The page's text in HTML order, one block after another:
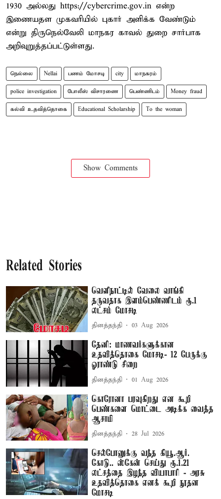
1930 அல்லது https://cybercrime.gov.in என்ற
இணையதள முகவரியில் புகார் அளிக்க வேண்டும்
என்று திருநெல்வேலி மாநகர காவல் துறை சார்பாக
அறிவுறுத்தப்பட்டுள்ளது.
நெல்லை Nellai பணம் மோசடி city மாநகரம்
police investigation போலீஸ் விசாரணை பெண்ணிடம் Money fraud
கல்வி உதவித்தொகை Educational Scholarship To the woman
Show Comments
Related Stories
வெளிநாட்டில் வேலை வாங்கி
தருவதாக இளம்பெண்ணிடம் ரூ.1
லட்சம் மோசடி
தினத்தந்தி 03 Aug 2026
தேனி: மாணவர்களுக்கான
உதவித்தொகை மோசடி- 12 பேருக்கு
ஓராண்டு சிறை
தினத்தந்தி 01 Aug 2026
கொரோனா பரவுகிறது என கூறி
பெண்களை மொட்டை அடிக்க வைத்த
ஆசாமி
தினத்தந்தி 28 Jul 2026
செல்போனுக்கு வந்த கியூ.ஆர்.
கோடு.. ஸ்கேன் செய்து ரூ.1.21
லட்சத்தை இழந்த வியாபாரி - அரசு
உதவித்தொகை எனக் கூறி நூதன
மோசடி